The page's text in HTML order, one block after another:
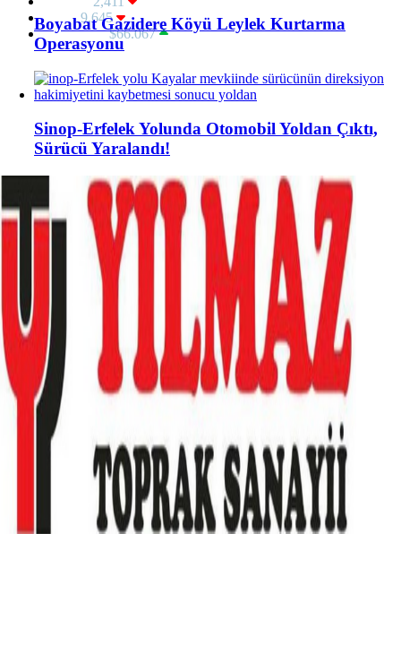
BIST: 9,645
BITCOIN: $66.067
Boyabat Gazidere Köyü Leylek Kurtarma
Operasyonu
Sinop-Erfelek Yolunda Otomobil Yoldan Çıktı,
Sürücü Yaralandı!